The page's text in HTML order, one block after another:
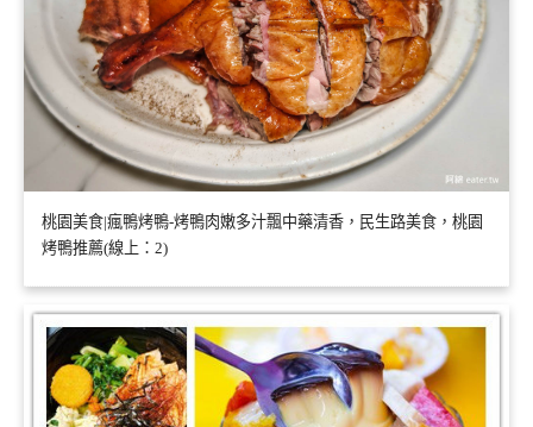
桃園美食|瘋鴨烤鴨-烤鴨肉嫩多汁飄中藥清香，民生路美食，桃園
烤鴨推薦(線上：2)